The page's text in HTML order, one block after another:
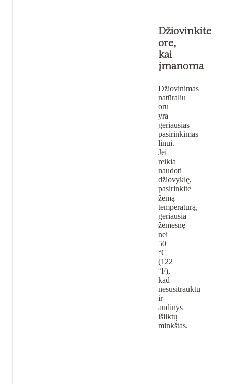
Džiovinkite
ore,
kai
įmanoma
Džiovinimas
natūraliu
oru
yra
geriausias
pasirinkimas
linui.
Jei
reikia
naudoti
džiovyklę,
pasirinkite
žemą
temperatūrą,
geriausia
žemesnę
nei
50
°C
(122
°F),
kad
nesusitrauktų
ir
audinys
išliktų
minkštas.